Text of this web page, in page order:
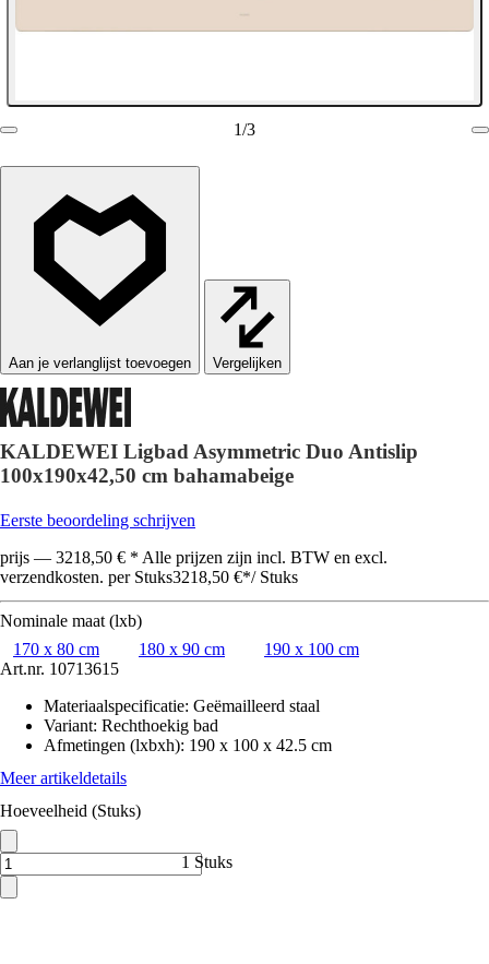
1/3
Vergelijken
KALDEWEI Ligbad Asymmetric Duo Antislip
100x190x42,50 cm bahamabeige
Eerste beoordeling schrijven
prijs — 3218,50 € * Alle prijzen zijn incl. BTW en excl.
verzendkosten. per Stuks3218,50 €*/ Stuks
Nominale maat (lxb)
170 x 80 cm
180 x 90 cm
190 x 100 cm
Art.nr. 10713615
Materiaalspecificatie: Geëmailleerd staal
Variant: Rechthoekig bad
Afmetingen (lxbxh): 190 x 100 x 42.5 cm
Meer artikeldetails
Hoeveelheid (Stuks)
1 Stuks